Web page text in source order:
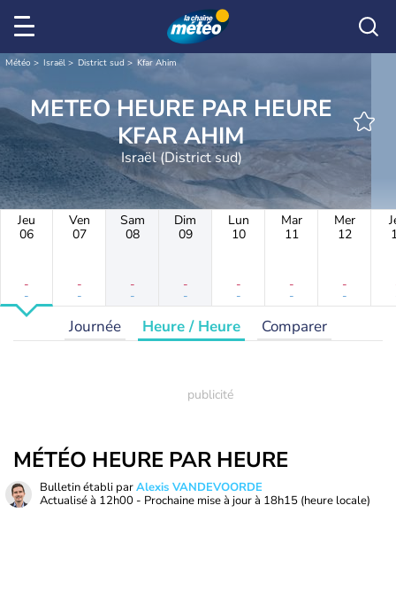
Météo Israël District sud Kfar Ahim
METEO HEURE PAR HEURE
KFAR AHIM
Israël (District sud)
Jeu
06
-
-
Ven
07
-
-
Sam
08
-
-
Dim
09
-
-
Lun
10
-
-
Mar
11
-
-
Mer
12
-
-
Journée Heure / Heure Comparer
MÉTÉO HEURE PAR HEURE
Bulletin établi parAlexis VANDEVOORDE
Actualisé à 12h00 - Prochaine mise à jour à 18h15 (heure locale)